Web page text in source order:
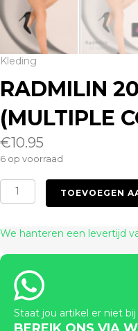
Kleding
RADMILIN
(MULTIPLE
€10.95
6 op voorraad
Radmilin
20
-
S
(Multiple
Colors)
aantal
TOEVOEGEN
We hanteren een levertijd
Staat jou artikel er niet